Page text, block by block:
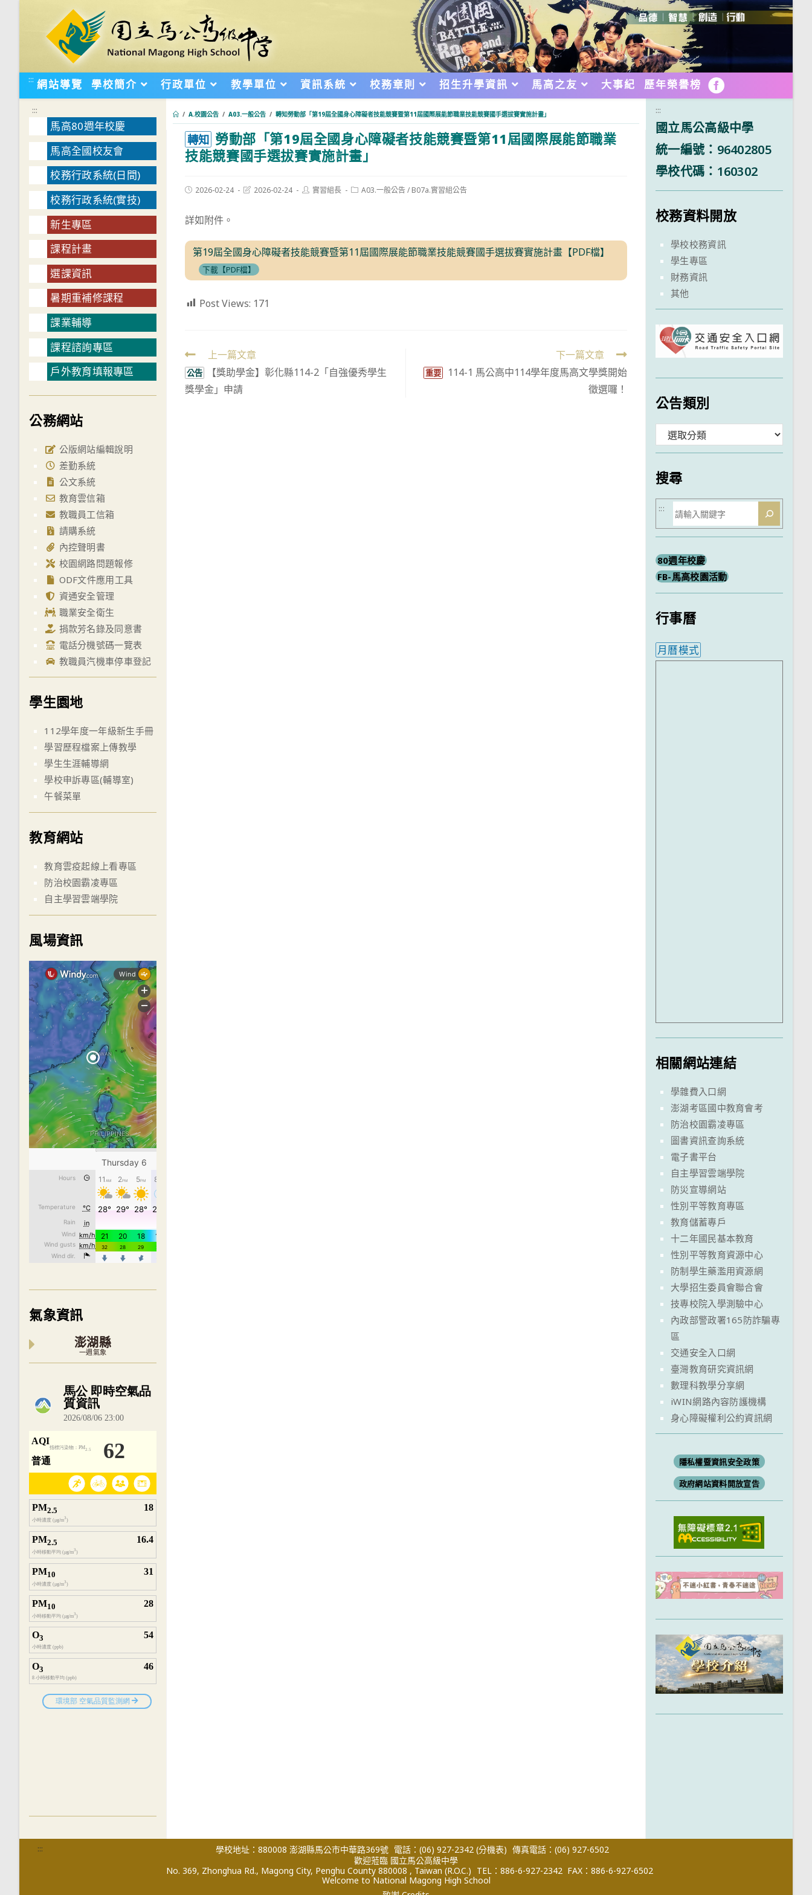
::: 網站導覽 學校簡介 行政單位 教學單位 資訊系統 校務章則 招生升學資訊 馬高之友 大事紀 歷年榮譽榜 FB
/ A.校園公告 / A03.一般公告 / 轉知勞動部「第19屆全國身心障礙者技能競賽暨第11屆國際展能節職業技能競賽國手選拔賽實施計畫」
轉知 勞動部「第19屆全國身心障礙者技能競賽暨第11屆國際展能節職業
技能競賽國手選拔賽實施計畫」
Post2026-02-24
Post2026-02-24
Post實習組長
PostA03.一般公告/ B07a.實習組公告
詳如附件。
第19屆全國身心障礙者技能競賽暨第11屆國際展能節職業技能競賽國手選拔賽實施計畫【PDF檔】
下載【PDF檔】
Post Views: 171
Read
more
articles
上一篇文章
公告
【獎助學金】彰化縣114-2「自強優秀學生
獎學金」申請
下一篇文章
重要
114-1 馬公高中114學年度馬高文學獎開始
徵選囉！
:::
馬高80週年校慶
馬高全國校友會
校務行政系統(日間)
校務行政系統(實技)
新生專區
課程計畫
選課資訊
暑期重補修課程
課業輔導
課程諮詢專區
戶外教育填報專區
公務網站
公版網站編輯說明
差勤系統
公文系統
教育雲信箱
教職員工信箱
請購系統
內控聲明書
校園網路問題報修
ODF文件應用工具
資通安全管理
職業安全衛生
捐款芳名錄及同意書
電話分機號碼一覽表
教職員汽機車停車登記
學生園地
112學年度一年級新生手冊
學習歷程檔案上傳教學
學生生涯輔導網
學校申訴專區(輔導室)
午餐菜單
教育網站
教育雲疫起線上看專區
防治校園霸凌專區
自主學習雲端學院
風場資訊
氣象資訊
澎湖縣
一週氣象
內嵌空氣品質小工具為視覺預覽，完整即時空氣品質資料請開啟
:::
國立馬公高級中學
統一編號：96402805
學校代碼：160302
校務資料開放
學校校務資訊
學生專區
財務資訊
其他
公告類別
類
搜尋
搜
尋
:::
80週年校慶
FB-馬高校園活動
行事曆
月曆模式
相關網站連結
學雜費入口網
澎湖考區國中教育會考
防治校園霸凌專區
圖書資訊查詢系統
電子書平台
自主學習雲端學院
防災宣導網站
性別平等教育專區
教育儲蓄專戶
十二年國民基本教育
性別平等教育資源中心
防制學生藥濫用資源網
大學招生委員會聯合會
技專校院入學測驗中心
內政部警政署165防詐騙專
區
交通安全入口網
臺灣教育研究資訊網
數理科教學分享網
iWIN網路內容防護機構
身心障礙權利公約資訊網
隱私權暨資訊安全政策
政府網站資料開放宣告
::: 學校地址：880008 澎湖縣馬公市中華路369號 電話：(06) 927-2342 (分機表) 傳真電話：(06) 927-6502
歡迎蒞臨 國立馬公高級中學
No. 369, Zhonghua Rd., Magong City, Penghu County 880008 , Taiwan (R.O.C.) TEL：886-6-927-2342 FAX：886-6-927-6502
Welcome to National Magong High School